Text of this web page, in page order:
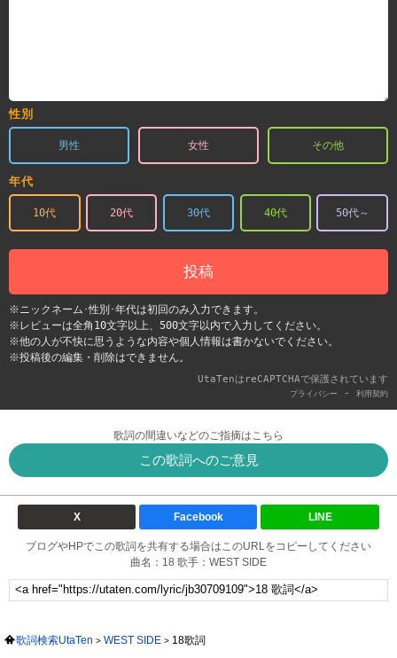
性別
男性 女性 その他
年代
10代 20代 30代 40代 50代～
投稿
※ニックネーム･性別･年代は初回のみ入力できます。
※レビューは全角10文字以上、500文字以内で入力してください。
※他の人が不快に思うような内容や個人情報は書かないでください。
※投稿後の編集・削除はできません。
UtaTenはreCAPTCHAで保護されています
プライバシー - 利用契約
歌詞の間違いなどのご指摘はこちら
この歌詞へのご意見
X Facebook LINE
ブログやHPでこの歌詞を共有する場合はこのURLをコピーしてください
曲名：18 歌手：WEST SIDE
歌詞検索UtaTen WEST SIDE 18歌詞